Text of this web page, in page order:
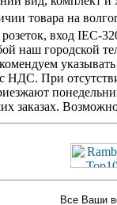
товара на
вход IEC-
наш городской
НДС. При
заказах.
Все Ваши